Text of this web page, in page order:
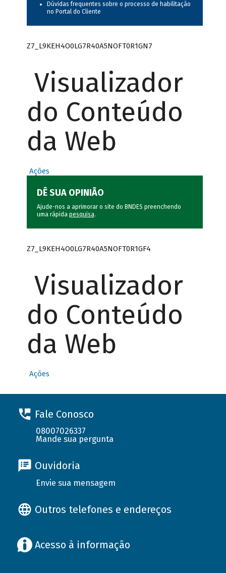
Dúvidas frequentes sobre o processo de habilitação
no Portal do Cliente
Z7_L9KEH4O0LG7R40A5NOFT0R1GN7
Visualizador
do Conteúdo
da Web
Ações
DÊ SUA OPINIÃO
Ajude-nos a aprimorar o site do BNDES preenchendo
uma rápida pesquisa.
Z7_L9KEH4O0LG7R40A5NOFT0R1GF4
Visualizador
do Conteúdo
da Web
Ações
Fale Conosco
08007026337
Mande sua pergunta
Ouvidoria
Envie sua mensagem
Outros telefones e endereços
Acesso à informação